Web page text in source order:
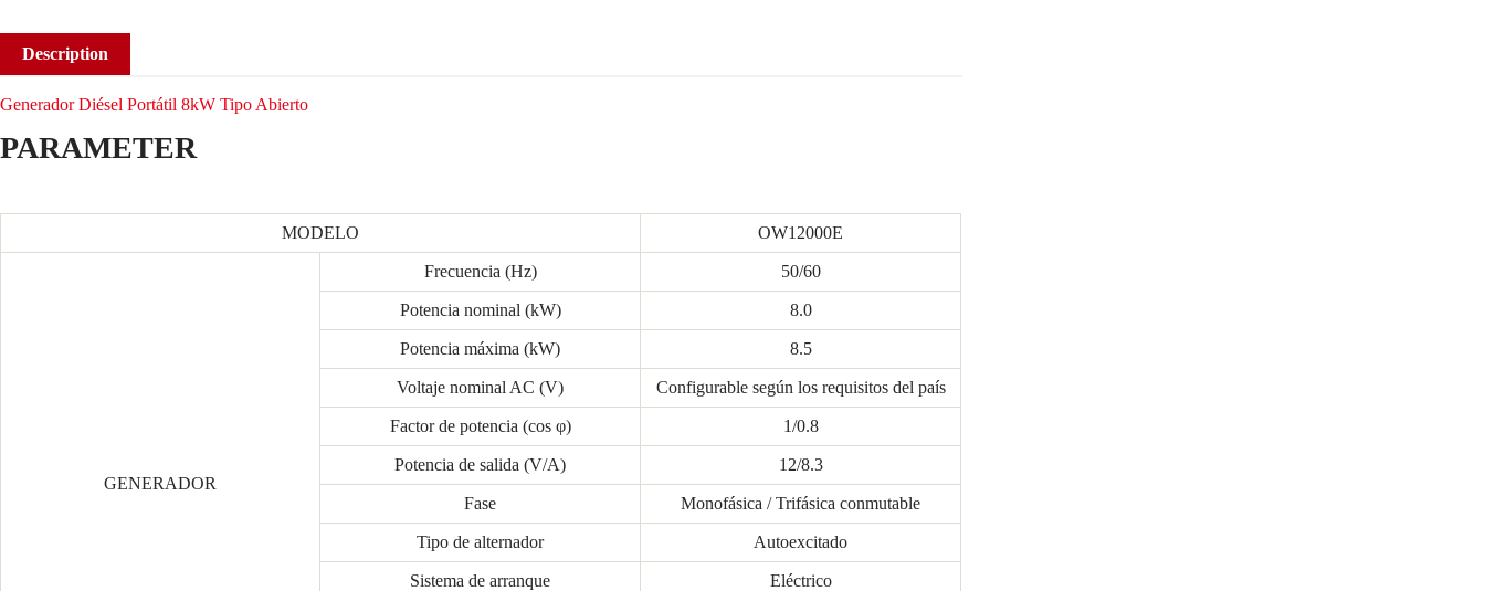
Description
Generador Diésel Portátil 8kW Tipo Abierto
PARAMETER
MODELO OW12000E
GENERADOR
Frecuencia (Hz) 50/60
Potencia nominal (kW) 8.0
Potencia máxima (kW) 8.5
Voltaje nominal AC (V) Configurable según los requisitos del país
Factor de potencia (cos φ) 1/0.8
Potencia de salida (V/A) 12/8.3
Fase Monofásica / Trifásica conmutable
Tipo de alternador Autoexcitado
Sistema de arranque Eléctrico